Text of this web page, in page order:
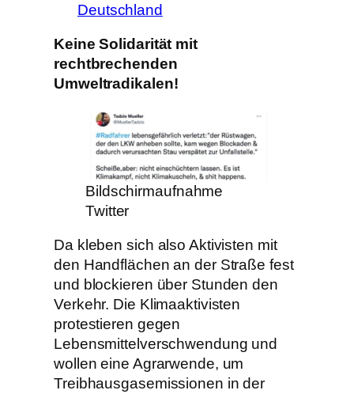
Deutschland
Keine Solidarität mit
rechtbrechenden
Umweltradikalen!
Bildschirmaufnahme
Twitter
Da kleben sich also Aktivisten mit
den Handflächen an der Straße fest
und blockieren über Stunden den
Verkehr. Die Klimaaktivisten
protestieren gegen
Lebensmittelverschwendung und
wollen eine Agrarwende, um
Treibhausgasemissionen in der